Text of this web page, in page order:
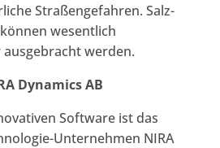
Straßengefahren. Salz-
wesentlich
werden.
Dynamics AB
Software ist das
Unternehmen NIRA